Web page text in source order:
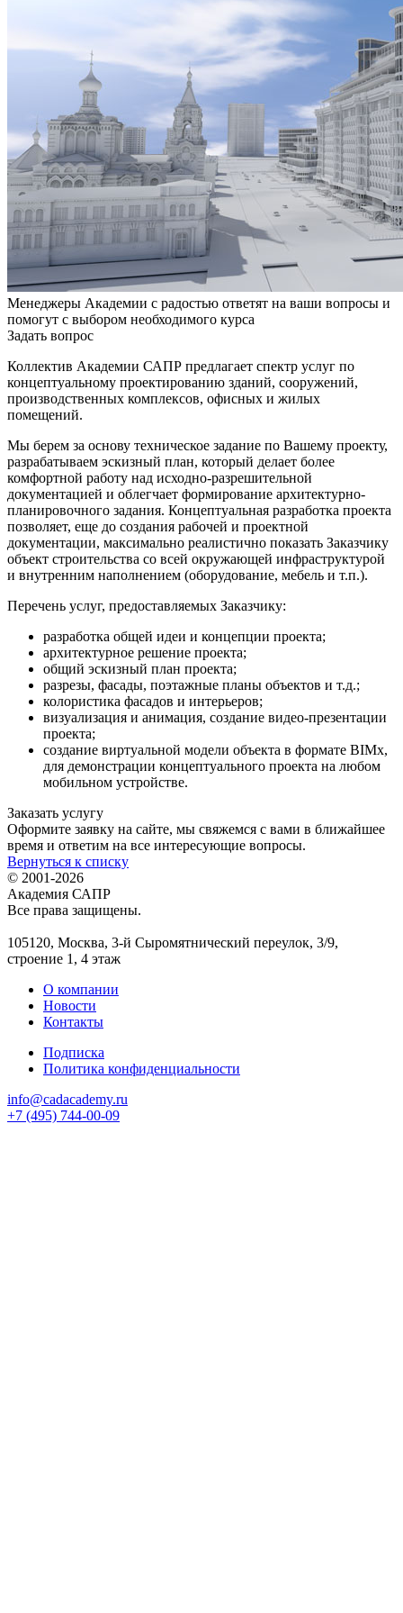
Менеджеры Академии с радостью ответят на ваши вопросы и
помогут с выбором необходимого курса
Задать вопрос
Коллектив Академии САПР предлагает спектр услуг по
концептуальному проектированию зданий, сооружений,
производственных комплексов, офисных и жилых
помещений.
Мы берем за основу техническое задание по Вашему проекту,
разрабатываем эскизный план, который делает более
комфортной работу над исходно-разрешительной
документацией и облегчает формирование архитектурно-
планировочного задания. Концептуальная разработка проекта
позволяет, еще до создания рабочей и проектной
документации, максимально реалистично показать Заказчику
объект строительства со всей окружающей инфраструктурой
и внутренним наполнением (оборудование, мебель и т.п.).
Перечень услуг, предоставляемых Заказчику:
разработка общей идеи и концепции проекта;
архитектурное решение проекта;
общий эскизный план проекта;
разрезы, фасады, поэтажные планы объектов и т.д.;
колористика фасадов и интерьеров;
визуализация и анимация, создание видео-презентации
проекта;
создание виртуальной модели объекта в формате BIMx,
для демонстрации концептуального проекта на любом
мобильном устройстве.
Заказать услугу
Оформите заявку на сайте, мы свяжемся с вами в ближайшее
время и ответим на все интересующие вопросы.
Вернуться к списку
© 2001-2026
Академия САПР
Все права защищены.
105120, Москва, 3-й Сыромятнический переулок, 3/9,
строение 1, 4 этаж
О компании
Новости
Контакты
Подписка
Политика конфиденциальности
info@cadacademy.ru
+7 (495) 744-00-09